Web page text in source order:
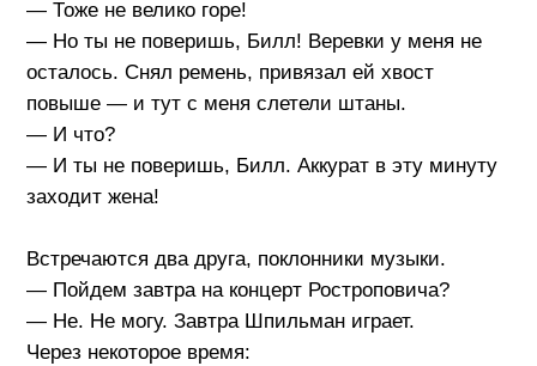
— Тоже не велико горе!
— Но ты не поверишь, Билл! Веревки у меня не
осталось. Снял ремень, привязал ей хвост
повыше — и тут с меня слетели штаны.
— И что?
— И ты не поверишь, Билл. Аккурат в эту минуту
заходит жена!
Встречаются два друга, поклонники музыки.
— Пойдем завтра на концерт Ростроповича?
— Не. Не могу. Завтра Шпильман играет.
Через некоторое время: